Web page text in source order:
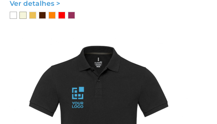
Ver detalhes >